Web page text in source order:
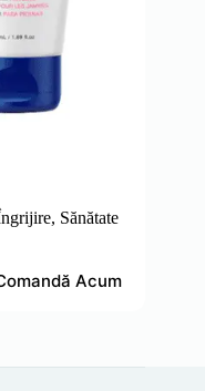
, Sănătate
Acum